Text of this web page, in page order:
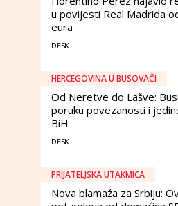
u povijesti Real Madrida
eura
DESK
HERCEGOVINA U BUSOVAČI
Od Neretve do Lašve:
poruku povezanosti i
BiH
DESK
PRIJATELJSKA UTAKMICA
Nova blamaža za Srbiju: